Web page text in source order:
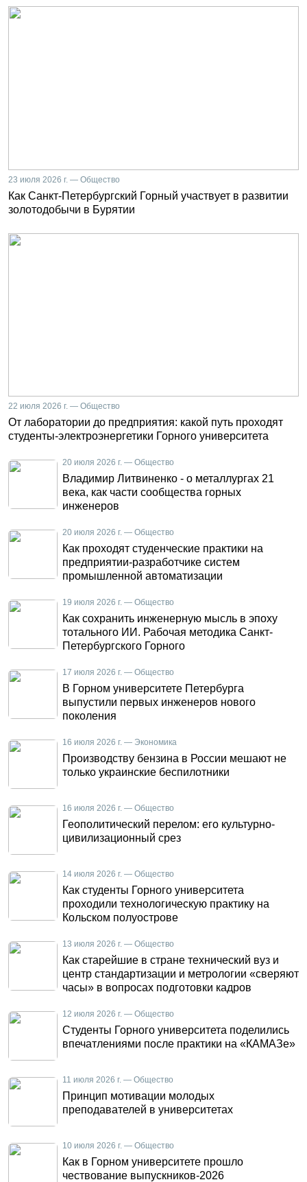
23 июля 2026 г. — Общество
Как Санкт-Петербургский Горный участвует в развитии
золотодобычи в Бурятии
22 июля 2026 г. — Общество
От лаборатории до предприятия: какой путь проходят
студенты-электроэнергетики Горного университета
20 июля 2026 г. — Общество
Владимир Литвиненко - о металлургах 21
века, как части сообщества горных
инженеров
20 июля 2026 г. — Общество
Как проходят студенческие практики на
предприятии-разработчике систем
промышленной автоматизации
19 июля 2026 г. — Общество
Как сохранить инженерную мысль в эпоху
тотального ИИ. Рабочая методика Санкт-
Петербургского Горного
17 июля 2026 г. — Общество
В Горном университете Петербурга
выпустили первых инженеров нового
поколения
16 июля 2026 г. — Экономика
Производству бензина в России мешают не
только украинские беспилотники
16 июля 2026 г. — Общество
Геополитический перелом: его культурно-
цивилизационный срез
14 июля 2026 г. — Общество
Как студенты Горного университета
проходили технологическую практику на
Кольском полуострове
13 июля 2026 г. — Общество
Как старейшие в стране технический вуз и
центр стандартизации и метрологии «сверяют
часы» в вопросах подготовки кадров
12 июля 2026 г. — Общество
Студенты Горного университета поделились
впечатлениями после практики на «КАМАЗе»
11 июля 2026 г. — Общество
Принцип мотивации молодых
преподавателей в университетах
10 июля 2026 г. — Общество
Как в Горном университете прошло
чествование выпускников-2026